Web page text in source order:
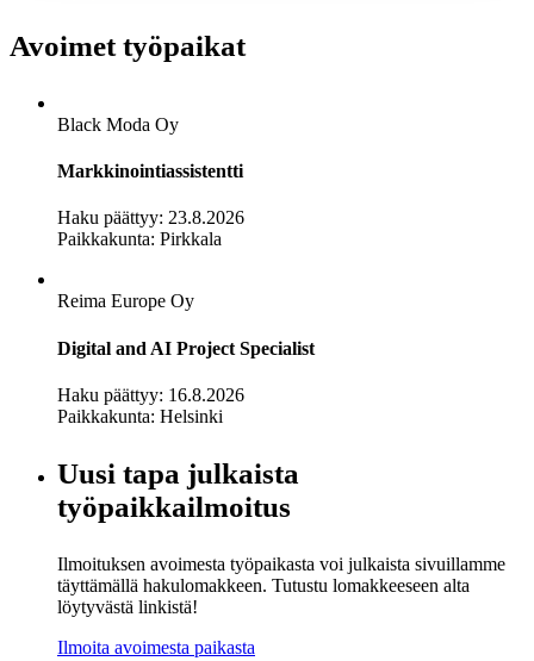
Avoimet työpaikat
Black Moda Oy
Markkinointiassistentti
Haku päättyy: 23.8.2026
Paikkakunta: Pirkkala
Reima Europe Oy
Digital and AI Project Specialist
Haku päättyy: 16.8.2026
Paikkakunta: Helsinki
Uusi tapa julkaista
työpaikkailmoitus
Ilmoituksen avoimesta työpaikasta voi julkaista sivuillamme
täyttämällä hakulomakkeen. Tutustu lomakkeeseen alta
löytyvästä linkistä!
Ilmoita avoimesta paikasta